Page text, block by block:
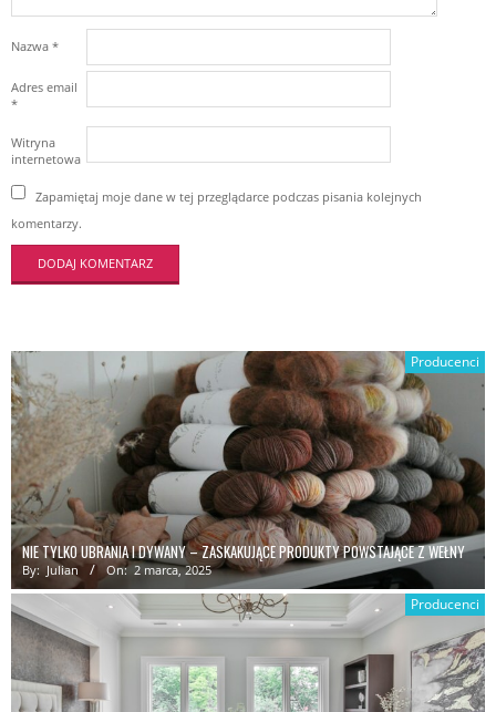
Nazwa *
Adres email
*
Witryna
internetowa
Zapamiętaj moje dane w tej przeglądarce podczas pisania kolejnych
komentarzy.
Producenci
NIE TYLKO UBRANIA I DYWANY – ZASKAKUJĄCE PRODUKTY POWSTAJĄCE Z WEŁNY
By: Julian On: 2 marca, 2025
Producenci